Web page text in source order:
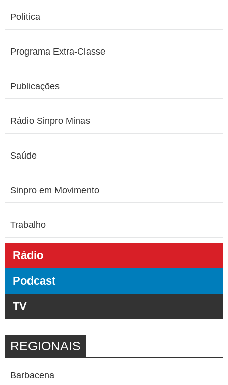
Política
Programa Extra-Classe
Publicações
Rádio Sinpro Minas
Saúde
Sinpro em Movimento
Trabalho
Rádio
Podcast
TV
REGIONAIS
Barbacena